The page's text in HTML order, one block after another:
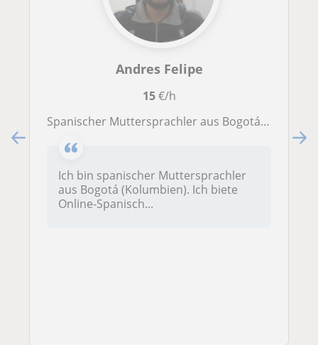
Andres Felipe
15€/h
Spanischer Muttersprachler aus Bogotá bietet Online-Spanischunterricht für Anfänger und Mittelstufe an.
Ich bin spanischer Muttersprachler
aus Bogotá (Kolumbien). Ich biete
Online-Spanisch...